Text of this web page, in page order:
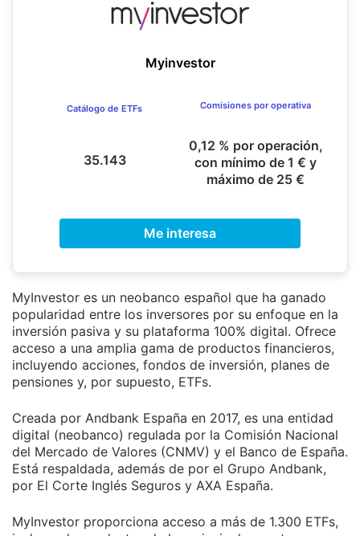
Myinvestor
Catálogo de ETFs
35.143
Comisiones por operativa
0,12 % por operación,
con mínimo de 1 € y
máximo de 25 €
Me interesa
MyInvestor es un neobanco español que ha ganado
popularidad entre los inversores por su enfoque en la
inversión pasiva y su plataforma 100% digital. Ofrece
acceso a una amplia gama de productos financieros,
incluyendo acciones, fondos de inversión, planes de
pensiones y, por supuesto, ETFs.
Creada por Andbank España en 2017, es una entidad
digital (neobanco) regulada por la Comisión Nacional
del Mercado de Valores (CNMV) y el Banco de España.
Está respaldada, además de por el Grupo Andbank,
por El Corte Inglés Seguros y AXA España.
MyInvestor proporciona acceso a más de 1.300 ETFs,